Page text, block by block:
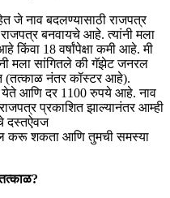
जे नाव बदलण्यासाठी राजपत्र
बनवायचे आहे. त्यांनी मला
किंवा 18 वर्षांपेक्षा कमी आहे. मी
मला सांगितले की गॅझेट जनरल
नंतर कॉस्टर आहे).
येते आणि दर 1100 रुपये आहे. नाव
प्रकाशित झाल्यानंतर आम्ही
दस्तऐवज
करू शकता आणि तुमची समस्या